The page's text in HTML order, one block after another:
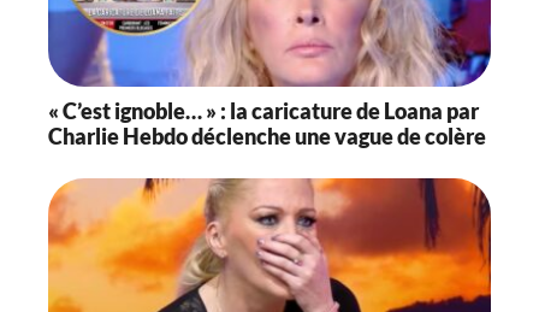
« C’est ignoble… » : la caricature de Loana par
Charlie Hebdo déclenche une vague de colère